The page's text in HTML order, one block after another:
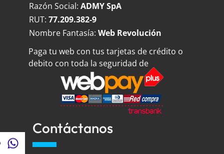
Razón Social: ADMY SpA
RUT: 77.209.382-9
Nombre Fantasía: Web Revolución
Paga tu web con tus tarjetas de crédito o
debito con toda la seguridad de
Contáctanos